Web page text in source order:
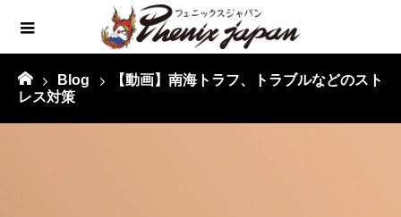
Blog
【動画】南海トラフ、トラブルなどのスト
レス対策